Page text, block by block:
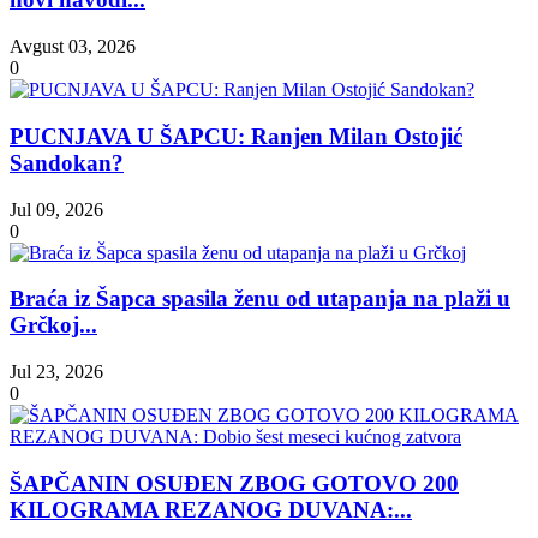
Avgust 03, 2026
0
PUCNJAVA U ŠAPCU: Ranjen Milan Ostojić
Sandokan?
Jul 09, 2026
0
Braća iz Šapca spasila ženu od utapanja na plaži u
Grčkoj...
Jul 23, 2026
0
ŠAPČANIN OSUĐEN ZBOG GOTOVO 200
KILOGRAMA REZANOG DUVANA:...